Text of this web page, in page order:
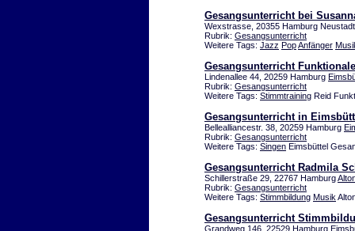
Gesangsunterricht bei
Wexstrasse, 20355 Hamburg Neustadt
Rubrik: Gesangsunterricht
Weitere Tags: Jazz PopAnfänger
Gesangsunterricht
Lindenallee 44, 20259 Hamburg
Rubrik: Gesangsunterricht
Weitere Tags: Stimmtraining Reid
Gesangsunterricht in
Bellealliancestr. 38, 20259 Hamburg
Rubrik: Gesangsunterricht
Weitere Tags: Singen Eimsbüttel
Gesangsunterricht Radmila
Schillerstraße 29, 22767 Hamburg
Rubrik: Gesangsunterricht
Weitere Tags: Stimmbildung Musik
Gesangsunterricht
Grandweg 146, 22529 Hamburg